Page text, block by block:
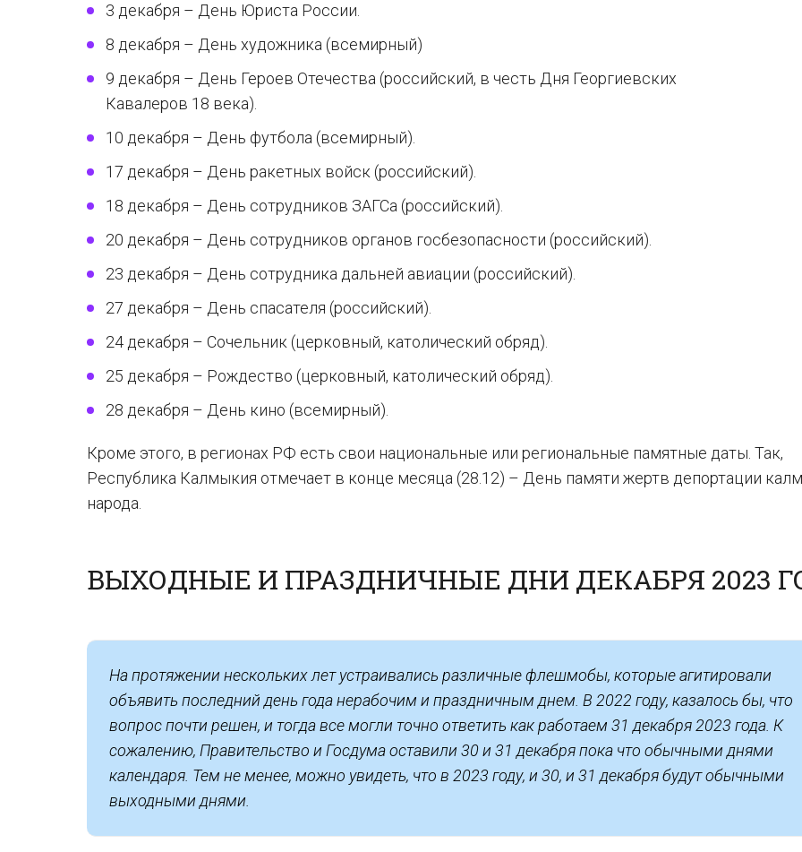
3 декабря – День Юриста России.
8 декабря – День художника (всемирный)
9 декабря – День Героев Отечества (российский, в честь Дня Георгиевских
Кавалеров 18 века).
10 декабря – День футбола (всемирный).
17 декабря – День ракетных войск (российский).
18 декабря – День сотрудников ЗАГСа (российский).
20 декабря – День сотрудников органов госбезопасности (российский).
23 декабря – День сотрудника дальней авиации (российский).
27 декабря – День спасателя (российский).
24 декабря – Сочельник (церковный, католический обряд).
25 декабря – Рождество (церковный, католический обряд).
28 декабря – День кино (всемирный).
Кроме этого, в регионах РФ есть свои национальные или региональные памятные даты. Так,
Республика Калмыкия отмечает в конце месяца (28.12) – День памяти жертв депортации
народа.
ВЫХОДНЫЕ И ПРАЗДНИЧНЫЕ ДНИ ДЕКАБРЯ 2023
На протяжении нескольких лет устраивались различные флешмобы, которые агитировали
объявить последний день года нерабочим и праздничным днем. В 2022 году, казалось бы, что
вопрос почти решен, и тогда все могли точно ответить как работаем 31 декабря 2023 года. К
сожалению, Правительство и Госдума оставили 30 и 31 декабря пока что обычными днями
календаря. Тем не менее, можно увидеть, что в 2023 году, и 30, и 31 декабря будут обычными
выходными днями.